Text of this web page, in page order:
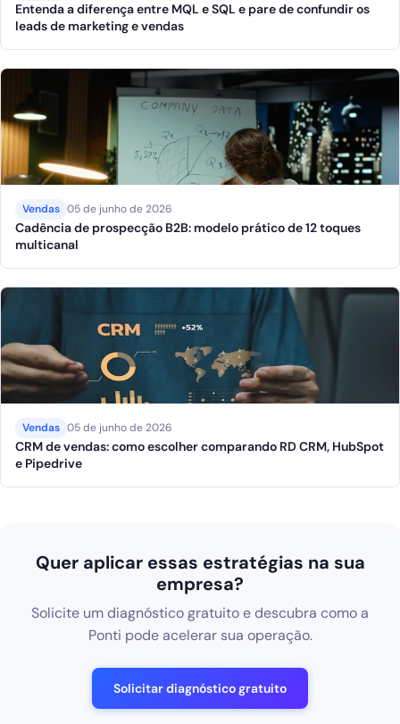
Entenda a diferença entre MQL e SQL e pare de confundir os
leads de marketing e vendas
Vendas 05 de junho de 2026
Cadência de prospecção B2B: modelo prático de 12 toques
multicanal
Vendas 05 de junho de 2026
CRM de vendas: como escolher comparando RD CRM, HubSpot
e Pipedrive
Quer aplicar essas estratégias na sua
empresa?
Solicite um diagnóstico gratuito e descubra como a
Ponti pode acelerar sua operação.
Solicitar diagnóstico gratuito